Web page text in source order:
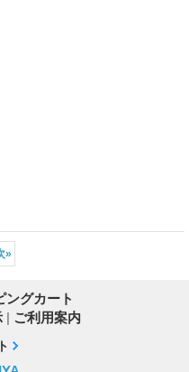
»
ングカート
| ご利用案内